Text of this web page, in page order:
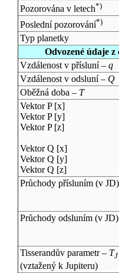
Pozorována v letech*)
Poslední pozorování*)
Typ planetky
Odvozené údaje
Vzdálenost v přísluní – q
Vzdálenost v odsluní – Q
Oběžná doba – T
Vektor P [x]
Vektor P [y]
Vektor P [z]
Vektor Q [x]
Vektor Q [y]
Vektor Q [z]
Průchody přísluním (v JD)
Průchody odsluním (v JD)
Tisserandův parametr – TJ
(vztažený k Jupiteru)